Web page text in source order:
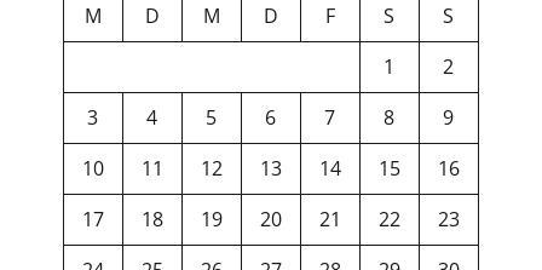
M D M D F S
S
1
2
3
4 5 6 7 8
9
10
11 12 13 14 15
16
17
18 19 20 21 22
23